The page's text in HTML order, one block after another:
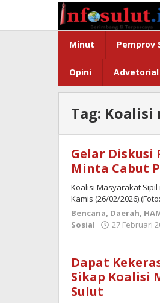
konten
Minut Pemprov
Opini Advetorial
Tag: Koalisi
Gelar Diskusi
Minta Cabut
Koalisi Masyarakat
Kamis (26/02/
Bencana, Daerah,
Sosial
27 Februari
Dapat
Sikap Koalisi
Sulut